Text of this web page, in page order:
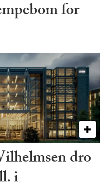
for
dro
i